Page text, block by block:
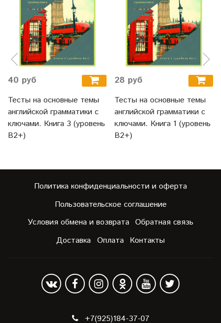
40 руб
Тесты на основные темы
английской грамматики с
ключами. Книга 3 (уровень
В2+)
28 руб
Тесты на основные темы
английской грамматики с
ключами. Книга 1 (уровень
В2+)
Политика конфиденциальности и оферта
Пользовательское соглашение
Условия обмена и возврата Обратная связь
Доставка Оплата Контакты
+7(925)184-37-07